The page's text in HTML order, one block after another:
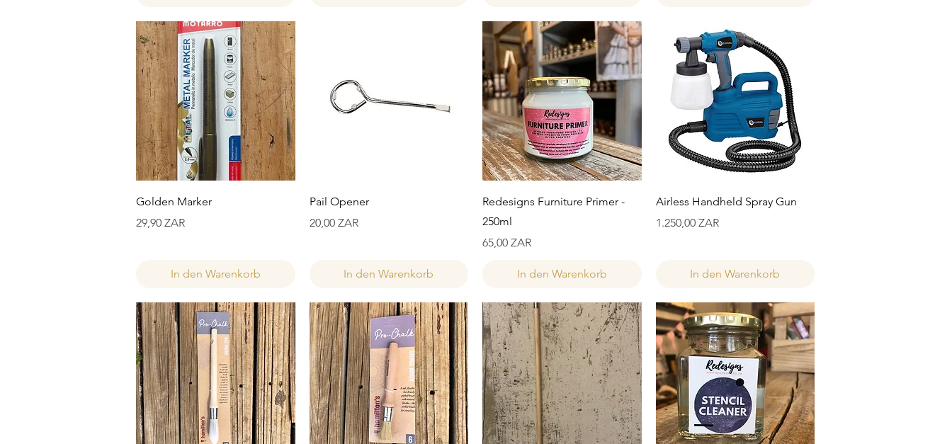
Schnellansicht
Golden Marker
Preis
29,90 ZAR
In den Warenkorb
Schnellansicht
Pail Opener
Preis
20,00 ZAR
In den Warenkorb
Schnellansicht
Redesigns Furniture Primer -
250ml
Preis
65,00 ZAR
In den Warenkorb
Schnellansicht
Airless Handheld Spray Gun
Preis
1.250,00 ZAR
In den Warenkorb